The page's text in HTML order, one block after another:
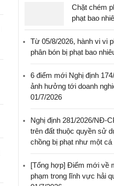
Chặt chém
phạt bao
Từ 05/8/2026, hành vi vi
phân bón bị phạt bao
6 điểm mới Nghị định
ảnh hưởng tới doanh
01/7/2026
Nghị định 281/2026/NĐ-
trên đất thuộc quyền sử
chồng bị phạt như một cá
[Tổng hợp] Điểm mới về
phạm trong lĩnh vực hải